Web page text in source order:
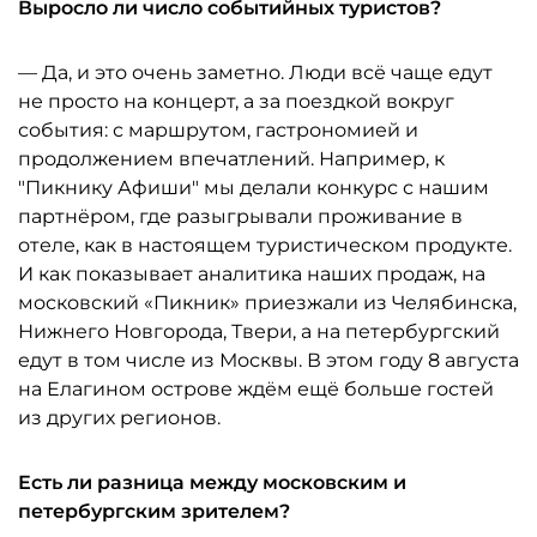
Выросло ли число событийных туристов?
— Да, и это очень заметно. Люди всё чаще едут
не просто на концерт, а за поездкой вокруг
события: с маршрутом, гастрономией и
продолжением впечатлений. Например, к
"Пикнику Афиши" мы делали конкурс с нашим
партнёром, где разыгрывали проживание в
отеле, как в настоящем туристическом продукте.
И как показывает аналитика наших продаж, на
московский «Пикник» приезжали из Челябинска,
Нижнего Новгорода, Твери, а на петербургский
едут в том числе из Москвы. В этом году 8 августа
на Елагином острове ждём ещё больше гостей
из других регионов.
Есть ли разница между московским и
петербургским зрителем?